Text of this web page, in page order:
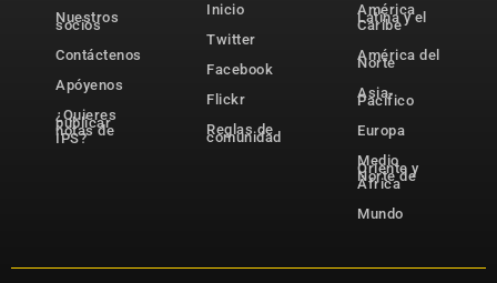
Nuestros
socios
Contáctenos
Apóyenos
¿Quieres
publicar
notas de
IPS?
Inicio
Twitter
Facebook
Flickr
Reglas de
comunidad
América
Latina y el
Caribe
América del
Norte
Asia-
Pacífico
Europa
Medio
Oriente y
Norte de
África
Mundo